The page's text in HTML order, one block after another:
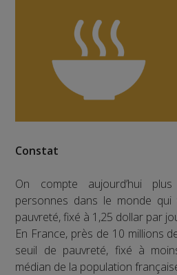
Constat
On compte aujourd’hui
personnes dans le monde
pauvreté, fixé à 1,25 dollar par
En France, près de 10 millions
seuil de pauvreté, fixé à
médian de la population